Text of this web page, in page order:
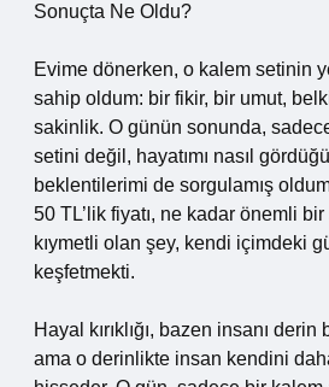
Sonuçta Ne Oldu?
Evime dönerken, o kalem setinin
sahip oldum: bir fikir, bir umut,
sakinlik. O günün sonunda,
setini değil, hayatımı nasıl
beklentilerimi de sorgulamış
50 TL’lik fiyatı, ne kadar önemli
kıymetli olan şey, kendi içimdeki
keşfetmekti.
Hayal kırıklığı, bazen insanı
ama o derinlikte insan kendini